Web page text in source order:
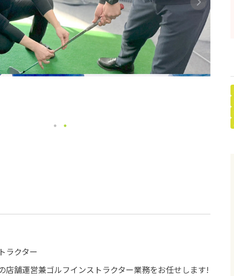
ラクター
店舗運営兼ゴルフインストラクター業務をお任せします!